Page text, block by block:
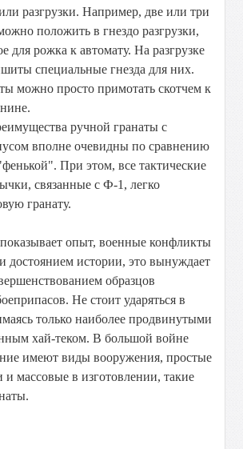
разгрузки. Например, две или три
положить в гнездо разгрузки,
для рожка к автомату. На разгрузке
специальные гнезда для них.
можно просто примотать скотчем к
ручной гранаты с
вполне очевидны по сравнению
При этом, все тактические
связанные с Ф-1, легко
гранату.
опыт, военные конфликты
достоянием истории, это вынуждает
образцов
Не стоит ударяться в
только наиболее продвинутыми
хай-теком. В большой войне
имеют виды вооружения, простые
и массовые в изготовлении, такие